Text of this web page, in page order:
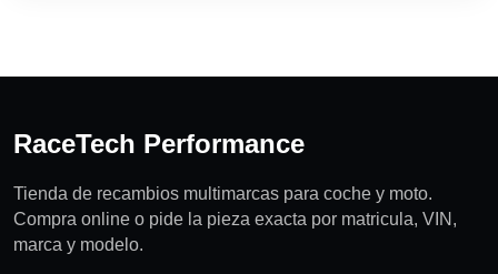
RaceTech Performance
Tienda de recambios multimarcas para coche y moto.
Compra online o pide la pieza exacta por matricula, VIN,
marca y modelo.